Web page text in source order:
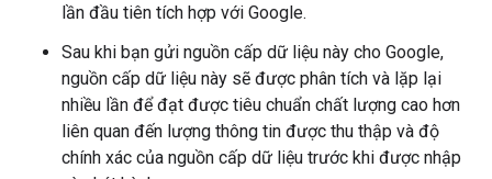
lần đầu tiên tích hợp với Google.
Sau khi bạn gửi nguồn cấp dữ liệu này cho Google,
nguồn cấp dữ liệu này sẽ được phân tích và lặp lại
nhiều lần để đạt được tiêu chuẩn chất lượng cao hơn
liên quan đến lượng thông tin được thu thập và độ
chính xác của nguồn cấp dữ liệu trước khi được nhập